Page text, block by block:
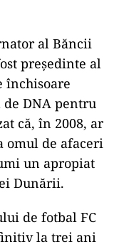
al Băncii
președinte al
închisoare
DNA pentru
că, în 2008, ar
de afaceri
un apropiat
Dunării.
de fotbal FC
la trei ani